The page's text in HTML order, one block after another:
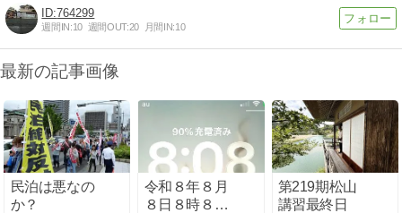
764299
週間IN:10 週間OUT:20 月間IN:10
最新の記事画像
民泊は悪なの
か？
令和８年８月
８日８時８分
第219期松山
講習最終日